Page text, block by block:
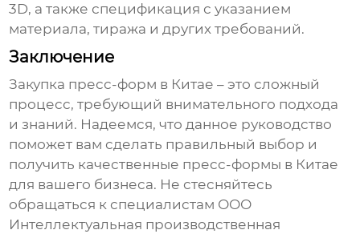
3D, а также спецификация с указанием
материала, тиража и других требований.
Заключение
Закупка пресс-форм в Китае – это сложный
процесс, требующий внимательного подхода
и знаний. Надеемся, что данное руководство
поможет вам сделать правильный выбор и
получить качественные пресс-формы в Китае
для вашего бизнеса. Не стесняйтесь
обращаться к специалистам ООО
Интеллектуальная производственная